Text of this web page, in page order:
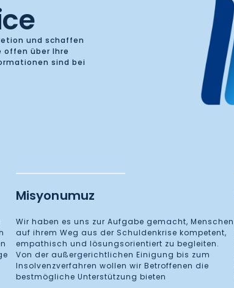
und schaffen
offen über Ihre
sind bei
Misyonumuz
Wir haben es uns zur Aufgabe gemacht, Menschen
auf ihrem Weg aus der Schuldenkrise kompetent,
empathisch und lösungsorientiert zu begleiten.
Von der außergerichtlichen Einigung bis zum
Insolvenzverfahren wollen wir Betroffenen die
bestmögliche Unterstützung bieten